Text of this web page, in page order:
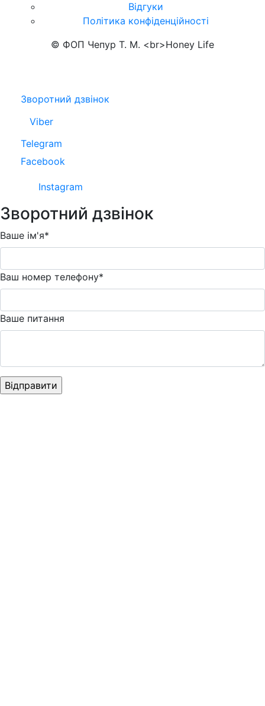
Відгуки
Політика конфіденційності
© ФОП Чепур Т. М. <br>Honey Life
Зворотний дзвінок
Viber
Telegram
Facebook
Instagram
Зворотний дзвінок
Ваше ім'я*
Ваш номер телефону*
Ваше питання